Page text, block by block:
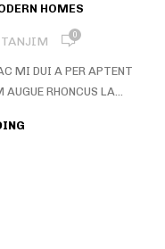
HOMES
TANJIM 0
MI DUI A PER APTENT
RHONCUS LA...